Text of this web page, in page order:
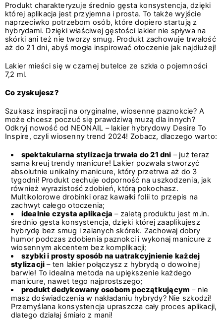
Produkt charakteryzuje średnio gęsta konsystencja, dzięki
której aplikacja jest przyjemna i prosta. To także wyjście
naprzeciwko potrzebom osób, które dopiero startują z
hybrydami. Dzięki właściwej gęstości lakier nie spływa na
skórki ani też nie tworzy smug. Produkt zachowuje trwałość
aż do 21 dni, abyś mogła inspirować otoczenie jak najdłużej!
Lakier mieści się w czarnej butelce ze szkła o pojemności
7,2 ml.
Co zyskujesz?
Szukasz inspiracji na oryginalne, wiosenne paznokcie? A
może chcesz poczuć się prawdziwą muzą dla innych?
Odkryj nowość od NEONAIL – lakier hybrydowy Desire To
Inspire, czyli wiosenny trend 2024! Zobacz, dlaczego warto:
spektakularna stylizacja trwała do 21 dni – już teraz
sama kreuj trendy manicure! Lakier pozwala stworzyć
absolutnie unikalny manicure, który przetrwa aż do 3
tygodni! Produkt cechuje odporność na uszkodzenia, jak
również wyrazistość zdobień, którą pokochasz.
Multikolorowe drobinki oraz kawałki folii to przepis na
zachwyt całego otoczenia;
idealnie czysta aplikacja – zaletą produktu jest m.in.
średnio gęsta konsystencja, dzięki której zaaplikujesz
hybrydę bez smug i zalanych skórek. Zachowaj dobry
humor podczas zdobienia paznokci i wykonaj manicure z
wiosennym akcentem bez komplikacji;
szybki i prosty sposób na uatrakcyjnienie każdej
stylizacji – ten lakier połączysz z hybrydą o dowolnej
barwie! To idealna metoda na upiększenie każdego
manicure, nawet tego najprostszego;
produkt dedykowany osobom początkującym – nie
masz doświadczenia w nakładaniu hybrydy? Nie szkodzi!
Przemyślana konsystencja upraszcza cały proces aplikacji,
dlatego działaj śmiało z mani!